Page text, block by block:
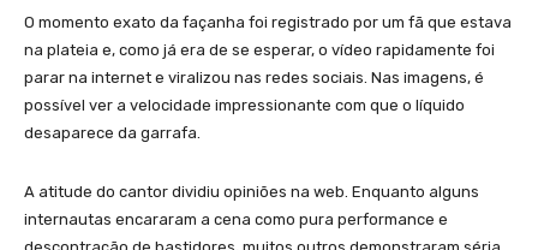
O momento exato da façanha foi registrado por um fã que estava
na plateia e, como já era de se esperar, o vídeo rapidamente foi
parar na internet e viralizou nas redes sociais. Nas imagens, é
possível ver a velocidade impressionante com que o líquido
desaparece da garrafa.
A atitude do cantor dividiu opiniões na web. Enquanto alguns
internautas encararam a cena como pura performance e